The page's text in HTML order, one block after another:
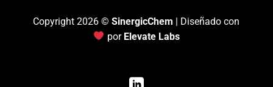
Copyright 2026 ©SinergicChem | Diseñado con
por Elevate Labs